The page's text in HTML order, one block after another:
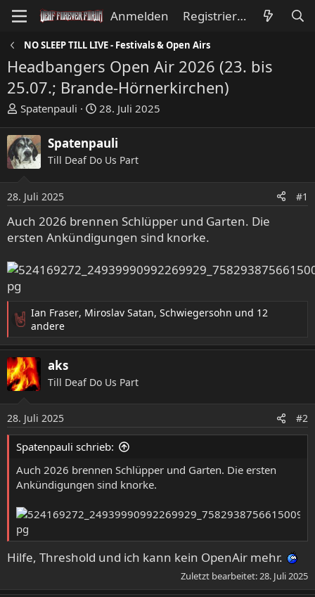
Anmelden Registrieren
NO SLEEP TILL LIVE - Festivals & Open Airs
Headbangers Open Air 2026 (23. bis
25.07.; Brande-Hörnerkirchen)
E
s
t
e
l
r
Spatenpauli
E
s
t
e
l
a
m
28. Juli 2025
Spatenpauli
Till Deaf Do Us Part
28. Juli 2025 #1
Auch 2026 brennen Schlüpper und Garten. Die
ersten Ankündigungen sind knorke.
R
a
k
t
i
o
n
e
n
Ian Fraser, Miroslav Satan, Schwiegersohn und 12
andere
aks
Till Deaf Do Us Part
28. Juli 2025 #2
Spatenpauli schrieb:
Auch 2026 brennen Schlüpper und Garten. Die ersten
Ankündigungen sind knorke.
Hilfe, Threshold und ich kann kein OpenAir mehr.
Zuletzt bearbeitet:28. Juli 2025